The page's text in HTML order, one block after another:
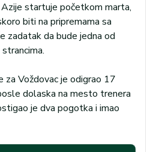
startuje početkom marta,
biti na pripremama sa
zadatak da bude jedna od
za Voždovac je odigrao 17
dolaska na mesto trenera
je dva pogotka i imao